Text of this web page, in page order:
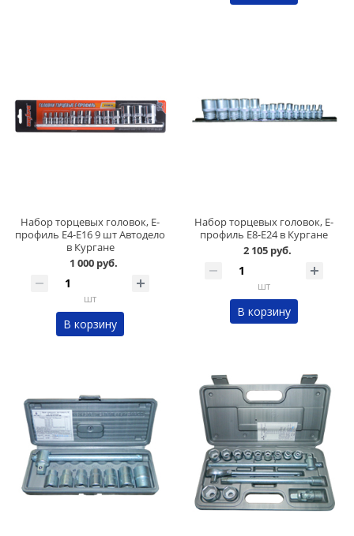
Набор торцевых головок, Е-
профиль Е4-Е16 9 шт Автодело
в Кургане
1 000 руб.
шт
В корзину
Набор торцевых головок, Е-
профиль Е8-Е24 в Кургане
2 105 руб.
шт
В корзину